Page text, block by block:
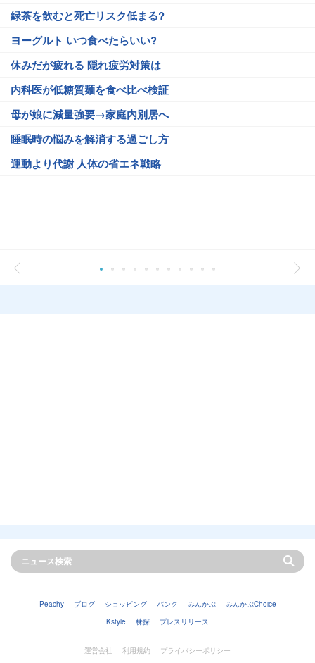
緑茶を飲むと死亡リスク低まる?
ヨーグルト いつ食べたらいい?
休みだが疲れる 隠れ疲労対策は
内科医が低糖質麺を食べ比べ検証
母が娘に減量強要→家庭内別居へ
睡眠時の悩みを解消する過ごし方
運動より代謝 人体の省エネ戦略
Peachy ブログ ショッピング バンク みんかぶ
みんかぶChoice
Kstyle
株探 プレスリリース
運営会社 利用規約 プライバシーポリシー